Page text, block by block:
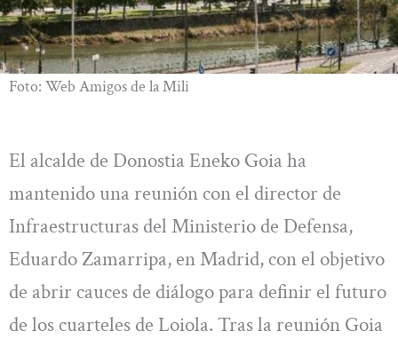
Foto: Web Amigos de la Mili
El alcalde de Donostia Eneko Goia ha
mantenido una reunión con el director de
Infraestructuras del Ministerio de Defensa,
Eduardo Zamarripa, en Madrid, con el objetivo
de abrir cauces de diálogo para definir el futuro
de los cuarteles de Loiola. Tras la reunión Goia